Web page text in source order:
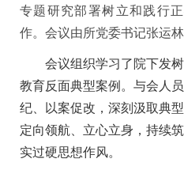
专题研究部署树立和践行
作。会议由所党委书记张运林
会议组织学习了院下发树
教育反面典型案例。与会人
纪、以案促改，深刻汲取典
定向领航、立心立身，持续
实过硬思想作风。